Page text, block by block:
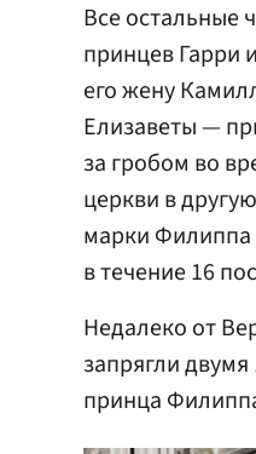
Все остальные
принцев Гарри
его жену
Елизаветы —
за гробом во
церкви в
марки Филиппа
в течение 16
Недалеко от
запрягли
принца